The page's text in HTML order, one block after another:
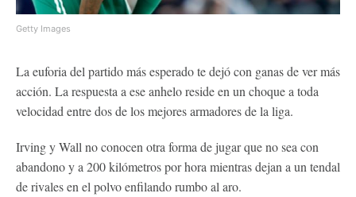
Getty Images
La euforia del partido más esperado te dejó con ganas de ver más
acción. La respuesta a ese anhelo reside en un choque a toda
velocidad entre dos de los mejores armadores de la liga.
Irving y Wall no conocen otra forma de jugar que no sea con
abandono y a 200 kilómetros por hora mientras dejan a un tendal
de rivales en el polvo enfilando rumbo al aro.